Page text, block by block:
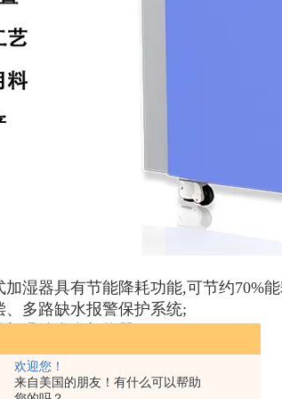
欢迎您！
来自美国的朋友！有什么可以帮助
加湿器具有节能降耗功能,可节约70%
多路缺水报警保护系统;
温钛合金加热器;
＋S.S.R,系统同频道协调控制;